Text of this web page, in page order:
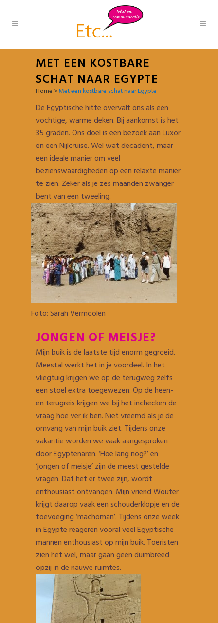
MET EEN KOSTBARE
SCHAT NAAR EGYPTE
Home >Met een kostbare schat naar Egypte
De Egyptische hitte overvalt ons als een
vochtige, warme deken. Bij aankomst is het
35 graden. Ons doel is een bezoek aan Luxor
en een Nijlcruise. Wel wat decadent, maar
een ideale manier om veel
bezienswaardigheden op een relaxte manier
te zien. Zeker als je zes maanden zwanger
bent van een tweeling.
Foto: Sarah Vermoolen
JONGEN OF MEISJE?
Mijn buik is de laatste tijd enorm gegroeid.
Meestal werkt het in je voordeel. In het
vliegtuig krijgen we op de terugweg zelfs
een stoel extra toegewezen. Op de heen-
en terugreis krijgen we bij het inchecken de
vraag hoe ver ik ben. Niet vreemd als je de
omvang van mijn buik ziet. Tijdens onze
vakantie worden we vaak aangesproken
door Egyptenaren. ‘Hoe lang nog?’ en
‘jongen of meisje’ zijn de meest gestelde
vragen. Dat het er twee zijn, wordt
enthousiast ontvangen. Mijn vriend Wouter
krijgt daarop vaak een schouderklopje en de
toevoeging ‘machoman’. Tijdens onze week
in Egypte reageren vooral veel Egyptische
mannen enthousiast op mijn buik. Toeristen
zien het wel, maar gaan geen duimbreed
opzij in de nauwe ruimtes.